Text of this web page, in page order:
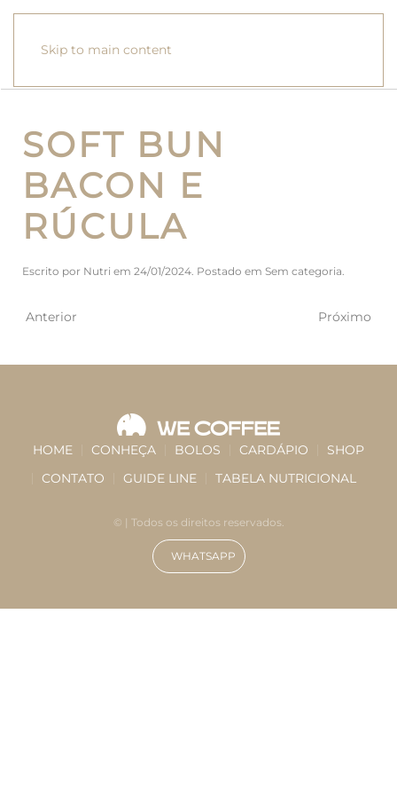
Skip to main content
SOFT BUN
BACON E
RÚCULA
Escrito por Nutri em 24/01/2024. Postado em Sem categoria.
Anterior Próximo
HOME CONHEÇA BOLOS CARDÁPIO
SHOP
CONTATO
GUIDE LINE TABELA NUTRICIONAL
© | Todos os direitos reservados.
WHATSAPP